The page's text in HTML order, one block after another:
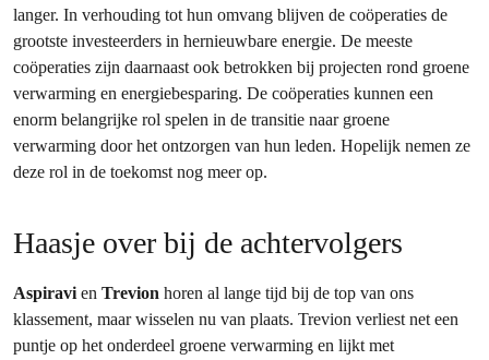
langer. In verhouding tot hun omvang blijven de coöperaties de
grootste investeerders in hernieuwbare energie. De meeste
coöperaties zijn daarnaast ook betrokken bij projecten rond groene
verwarming en energiebesparing. De coöperaties kunnen een
enorm belangrijke rol spelen in de transitie naar groene
verwarming door het ontzorgen van hun leden. Hopelijk nemen ze
deze rol in de toekomst nog meer op.
Haasje over bij de achtervolgers
Aspiravien Trevion horen al lange tijd bij de top van ons
klassement, maar wisselen nu van plaats. Trevion verliest net een
puntje op het onderdeel groene verwarming en lijkt met